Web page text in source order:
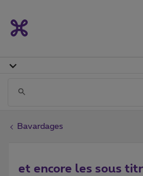
Bavardages
et encore les sous